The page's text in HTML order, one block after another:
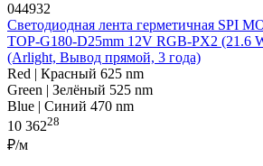
044932
Светодиодная лента герметичная SPI
TOP-G180-D25mm 12V RGB-PX2 (21.6
(Arlight, Вывод прямой, 3 года)
Red | Красный 625 nm
Green | Зелёный 525 nm
Blue | Синий 470 nm
10 36228
₽/м